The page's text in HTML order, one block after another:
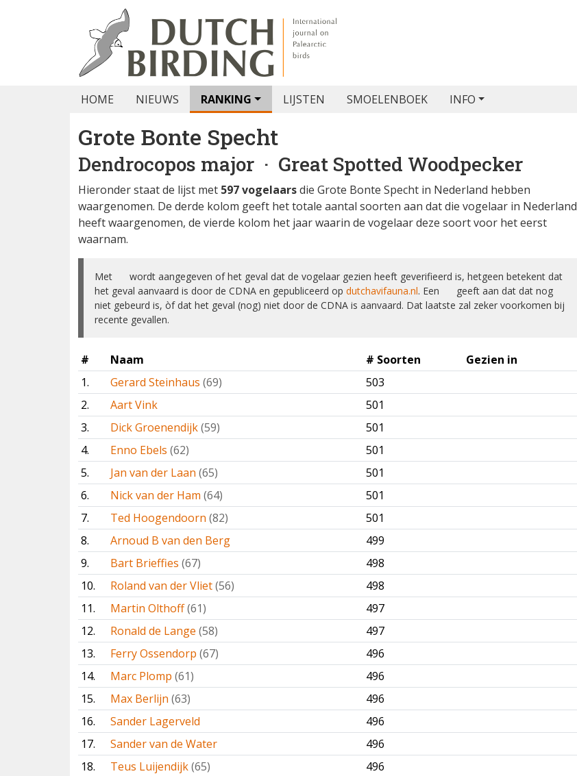
HOME NIEUWS RANKING LIJSTEN SMOELENBOEK INFO
Grote Bonte Specht
Dendrocopos major · Great Spotted Woodpecker
Hieronder staat de lijst met 597 vogelaarsdie Grote Bonte Specht in Nederland hebben
waargenomen. De derde kolom geeft het totale aantal soorten aan dat die vogelaar in Nederland
heeft waargenomen, de vierde kolom het jaar waarin de vogelaar deze soort voor het eerst
waarnam.
Met ✅ wordt aangegeven of het geval dat de vogelaar gezien heeft geverifieerd is, hetgeen betekent dat
het geval aanvaard is door de CDNA en gepubliceerd op dutchavifauna.nl. Een ❌ geeft aan dat dat nog
niet gebeurd is, òf dat het geval (nog) niet door de CDNA is aanvaard. Dat laatste zal zeker voorkomen bij
recente gevallen.
# Naam # Soorten
Gezien in
1.
Gerard Steinhaus (69) 503
2.
Aart Vink 501
3.
Dick Groenendijk(59) 501
4.
Enno Ebels (62) 501
5.
Jan van der Laan (65) 501
6.
Nick van der Ham (64) 501
7.
Ted Hoogendoorn (82) 501
8.
Arnoud B van den Berg 499
9.
Bart Brieffies (67) 498
10.
Roland van der Vliet(56) 498
11.
Martin Olthoff(61) 497
12.
Ronald de Lange (58) 497
13.
Ferry Ossendorp (67) 496
14.
Marc Plomp (61) 496
15.
Max Berlijn (63) 496
16.
Sander Lagerveld 496
17.
Sander van de Water 496
18.
Teus Luijendijk(65) 496